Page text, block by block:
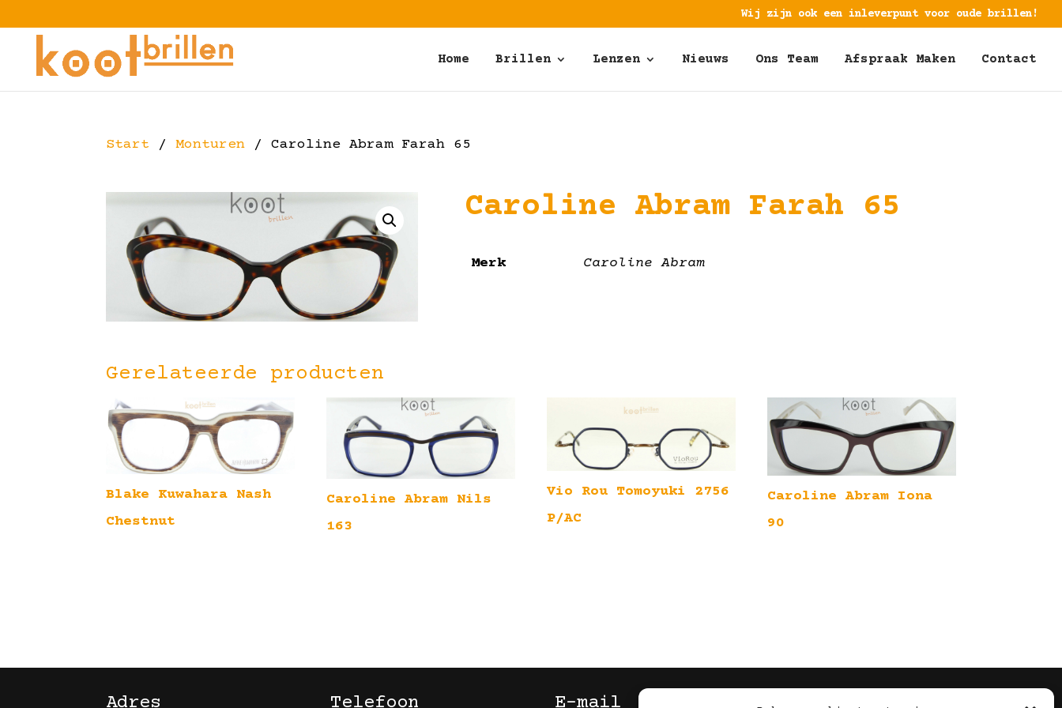
Wij zijn ook een inleverpunt voor oude brillen!
Home Brillen Lenzen Nieuws Ons Team Afspraak Maken Contact
Start /Monturen / Caroline Abram Farah 65
Caroline Abram Farah 65
Merk Caroline Abram
Gerelateerde producten
Blake Kuwahara Nash
Chestnut
Caroline Abram Nils
163
Vio Rou Tomoyuki 2756
P/AC
Caroline Abram Iona
90
Adres Telefoon E-mail Volg Ons!